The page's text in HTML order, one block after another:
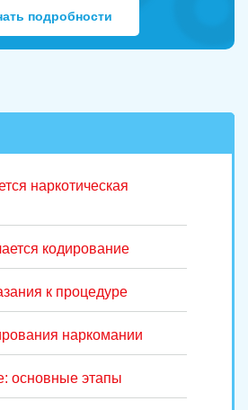
подробности
наркотическая
кодирование
к процедуре
наркомании
основные этапы